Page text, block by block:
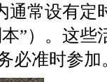
通常设有定
本”）。这
必准时参加